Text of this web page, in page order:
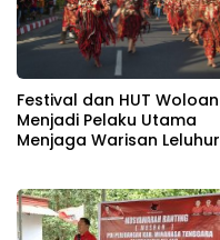
Festival dan HUT Woloan
Menjadi Pelaku Utama
Menjaga Warisan Leluhur